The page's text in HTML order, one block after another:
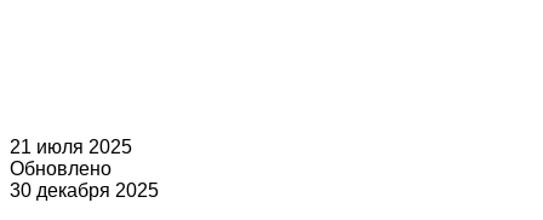
21 июля 2025
Обновлено
30 декабря 2025